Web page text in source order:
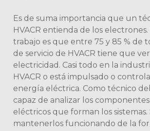
Es de suma importancia que un
HVACR entienda de los
trabajo es que entre 75 y 85 % de
de servicio de HVACR tiene que
electricidad. Casi todo en la
HVACR o está impulsado o
energía eléctrica. Como técnico
capaz de analizar los
eléctricos que forman los sistemas.
mantenerlos funcionando de la